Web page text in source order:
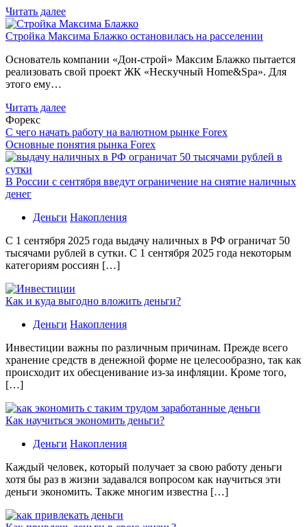
Читать далее
Стройка Максима Блажко остановилась на расселении
Основатель компании «Дон-строй» Максим Блажко пытается
реализовать свой проект ЖК «Нескучный Home&Spa». Для
этого ему…
Читать далее
Форекс
С чего начать работу на валютном рынке Forex
Основные понятия рынка Forex
В России с сентября введут ограничение на снятие наличных
денег
Деньги Накопления
С 1 сентября 2025 года выдачу наличных в РФ ограничат 50
тысячами рублей в сутки. С 1 сентября 2025 года некоторым
категориям россиян […]
Как и куда выгодно вложить деньги?
Деньги Накопления
Инвестиции важны по различным причинам. Прежде всего
хранение средств в денежной форме не целесообразно, так как
происходит их обесценивание из-за инфляции. Кроме того,
[…]
Как научиться экономить деньги?
Деньги Накопления
Каждый человек, который получает за свою работу деньги
хотя бы раз в жизни задавался вопросом как научиться эти
деньги экономить. Также многим известна […]